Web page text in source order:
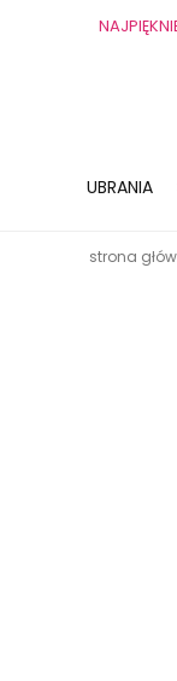
UBRANIA
strona